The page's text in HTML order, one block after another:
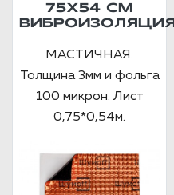
75Х54 СМ
ВИБРОИЗОЛЯЦИЯ
МАСТИЧНАЯ.
Толщина 3мм и фольга
100 микрон. Лист
0,75*0,54м.